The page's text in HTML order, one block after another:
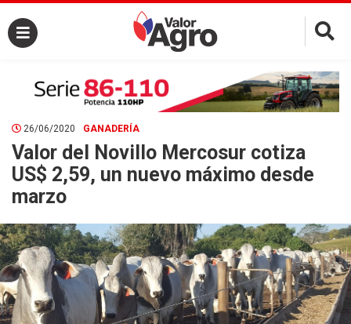
×
26/06/2020 GANADERÍA
Valor del Novillo Mercosur cotiza
US$ 2,59, un nuevo máximo desde
marzo